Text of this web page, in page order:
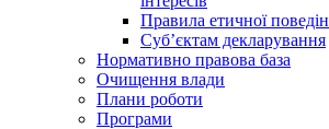
Правила етичної
Суб’єктам декларування
Нормативно правова база
Очищення влади
Плани роботи
Програми